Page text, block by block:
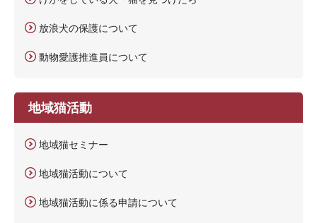
放浪犬の保護について
動物愛護推進員について
地域猫活動
地域猫セミナー
地域猫活動について
地域猫活動に係る申請について